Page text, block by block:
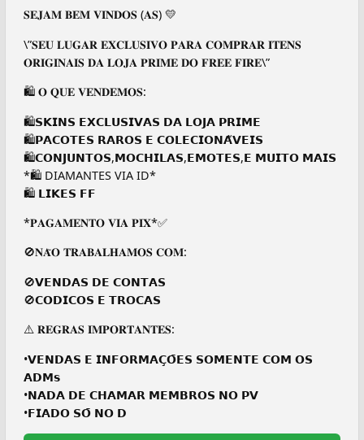
𝐒𝐄𝐉𝐀𝐌 𝐁𝐄𝐌 𝐕𝐈𝐍𝐃𝐎𝐒 (𝐀𝐒) 💛
\”𝐒𝐄𝐔 𝐋𝐔𝐆𝐀𝐑 𝐄𝐗𝐂𝐋𝐔𝐒𝐈𝐕𝐎 𝐏𝐀𝐑𝐀 𝐂𝐎𝐌𝐏𝐑𝐀𝐑 𝐈𝐓𝐄𝐍𝐒
𝐎𝐑𝐈𝐆𝐈𝐍𝐀𝐈𝐒 𝐃𝐀 𝐋𝐎𝐉𝐀 𝐏𝐑𝐈𝐌𝐄 𝐃𝐎 𝐅𝐑𝐄𝐄 𝐅𝐈𝐑𝐄\”
🛍️ 𝐎 𝐐𝐔𝐄 𝐕𝐄𝐍𝐃𝐄𝐌𝐎𝐒:
🛍️𝗦𝗞𝗜𝗡𝗦 𝗘𝗫𝗖𝗟𝗨𝗦𝗜𝗩𝗔𝗦 𝗗𝗔 𝗟𝗢𝗝𝗔 𝗣𝗥𝗜𝗠𝗘
🛍️𝗣𝗔𝗖𝗢𝗧𝗘𝗦 𝗥𝗔𝗥𝗢𝗦 𝗘 𝗖𝗢𝗟𝗘𝗖𝗜𝗢𝗡𝗔̃𝗩𝗘𝗜𝗦
🛍️𝗖𝗢𝗡𝗝𝗨𝗡𝗧𝗢𝗦,𝗠𝗢𝗖𝗛𝗜𝗟𝗔𝗦,𝗘𝗠𝗢𝗧𝗘𝗦,𝗘 𝗠𝗨𝗜𝗧𝗢 𝗠𝗔𝗜𝗦
*🛍️ DIAMANTES VIA ID*
🛍️ 𝗟𝗜𝗞𝗘𝗦 𝗙𝗙
*𝐏𝐀𝐆𝐀𝐌𝐄𝐍𝐓𝐎 𝐕𝐈𝐀 𝐏𝐈𝐗*✅
🚫𝐍𝐀̃𝐎 𝐓𝐑𝐀𝐁𝐀𝐋𝐇𝐀𝐌𝐎𝐒 𝐂𝐎𝐌:
🚫𝗩𝗘𝗡𝗗𝗔𝗦 𝗗𝗘 𝗖𝗢𝗡𝗧𝗔𝗦
🚫𝗖𝗢𝗗𝗜𝗖𝗢𝗦 𝗘 𝗧𝗥𝗢𝗖𝗔𝗦
⚠️ 𝐑𝐄𝐆𝐑𝐀𝐒 𝐈𝐌𝐏𝐎𝐑𝐓𝐀𝐍𝐓𝐄𝐒:
•𝗩𝗘𝗡𝗗𝗔𝗦 𝗘 𝗜𝗡𝗙𝗢𝗥𝗠𝗔𝗖̧𝗢̄𝗘𝗦 𝗦𝗢𝗠𝗘𝗡𝗧𝗘 𝗖𝗢𝗠 𝗢𝗦
𝗔𝗗𝗠𝘀
•𝗡𝗔𝗗𝗔 𝗗𝗘 𝗖𝗛𝗔𝗠𝗔𝗥 𝗠𝗘𝗠𝗕𝗥𝗢𝗦 𝗡𝗢 𝗣𝗩
•𝗙𝗜𝗔𝗗𝗢 𝗦𝗢̄ 𝗡𝗢 𝗗